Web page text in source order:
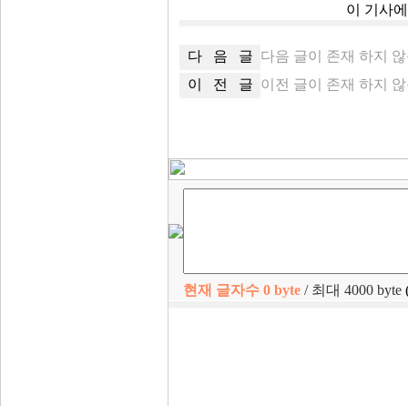
이 기사
다 음 글 다음 글이 존재 하지
이 전 글 이전 글이 존재 하지
현재 글자수 0 byte / 최대 4000 byte